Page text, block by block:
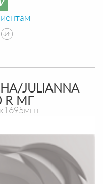
JULIANNA
R МГ